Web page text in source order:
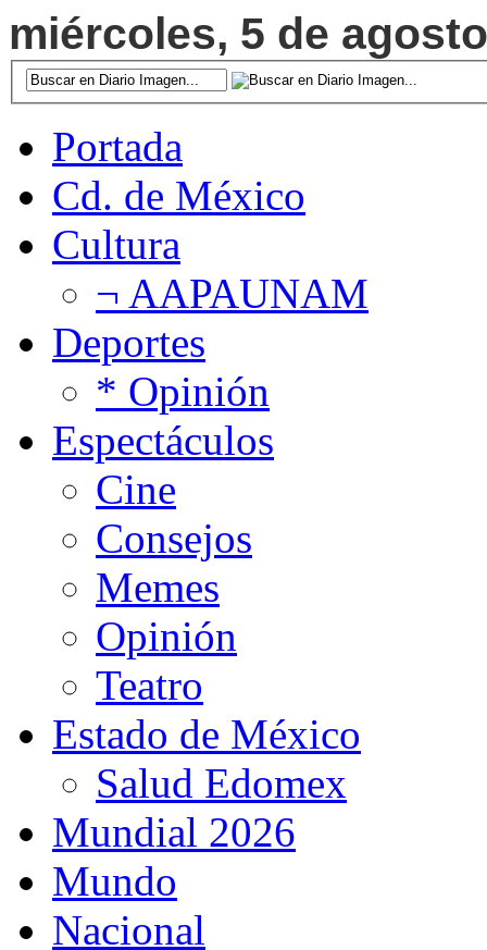
miércoles, 5 de
Portada
Cd. de México
Cultura
¬ AAPAUNAM
Deportes
* Opinión
Espectáculos
Cine
Consejos
Memes
Opinión
Teatro
Estado de México
Salud Edomex
Mundial 2026
Mundo
Nacional